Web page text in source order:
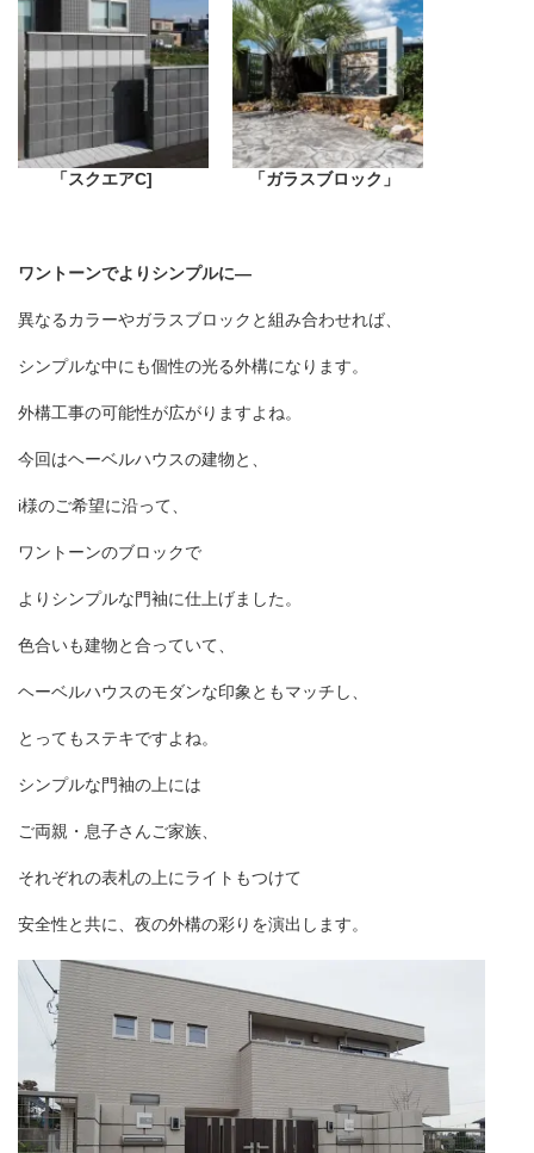
「スクエアC] 「ガラスブロック」
ワントーンでよりシンプルに—
異なるカラーやガラスブロックと組み合わせれば、
シンプルな中にも個性の光る外構になります。
外構工事の可能性が広がりますよね。
今回はヘーベルハウスの建物と、
i様のご希望に沿って、
ワントーンのブロックで
よりシンプルな門袖に仕上げました。
色合いも建物と合っていて、
ヘーベルハウスのモダンな印象ともマッチし、
とってもステキですよね。
シンプルな門袖の上には
ご両親・息子さんご家族、
それぞれの表札の上にライトもつけて
安全性と共に、夜の外構の彩りを演出します。